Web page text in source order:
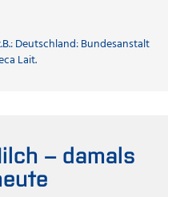
Deutschland: Bundesanstalt
Lait.
– damals